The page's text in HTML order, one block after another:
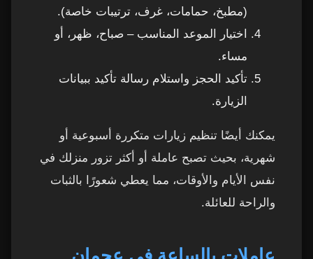
(مطبخ، حمامات، غرف، ترتيبات خاصة).
اختيار الموعد المناسب – صباح، ظهر، أو
مساء.
تأكيد الحجز واستلام رسالة تأكيد ببيانات
الزيارة.
يمكنك أيضًا تنظيم زيارات متكررة أسبوعية أو
شهرية، بحيث تصبح عاملة أو أكثر تزور منزلك في
نفس الأيام والأوقات، مما يعطي شعورًا بالثبات
والراحة للعائلة.